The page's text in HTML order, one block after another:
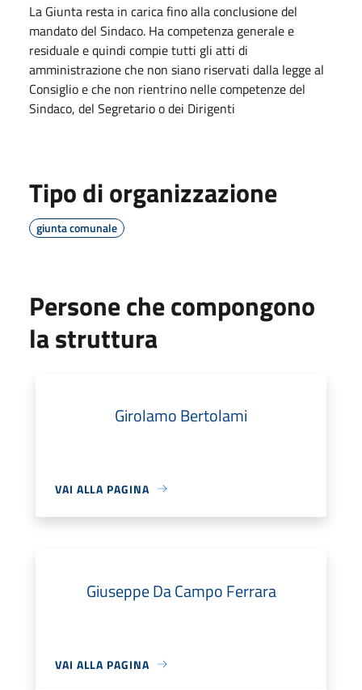
La Giunta resta in carica fino alla conclusione del
mandato del Sindaco. Ha competenza generale e
residuale e quindi compie tutti gli atti di
amministrazione che non siano riservati dalla legge al
Consiglio e che non rientrino nelle competenze del
Sindaco, del Segretario o dei Dirigenti
Tipo di organizzazione
giunta comunale
Persone che compongono
la struttura
Girolamo Bertolami
VAI ALLA PAGINA
Giuseppe Da Campo Ferrara
VAI ALLA PAGINA